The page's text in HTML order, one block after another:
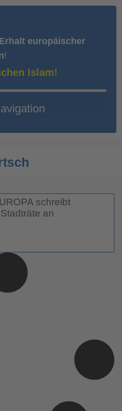
Erhalt europäischer
!
Islam!
schreibt
an